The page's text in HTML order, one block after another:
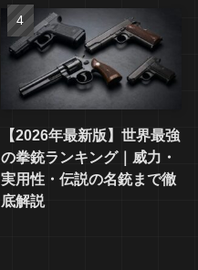
【2026年最新版】世界最強
の拳銃ランキング｜威力・
実用性・伝説の名銃まで徹
底解説